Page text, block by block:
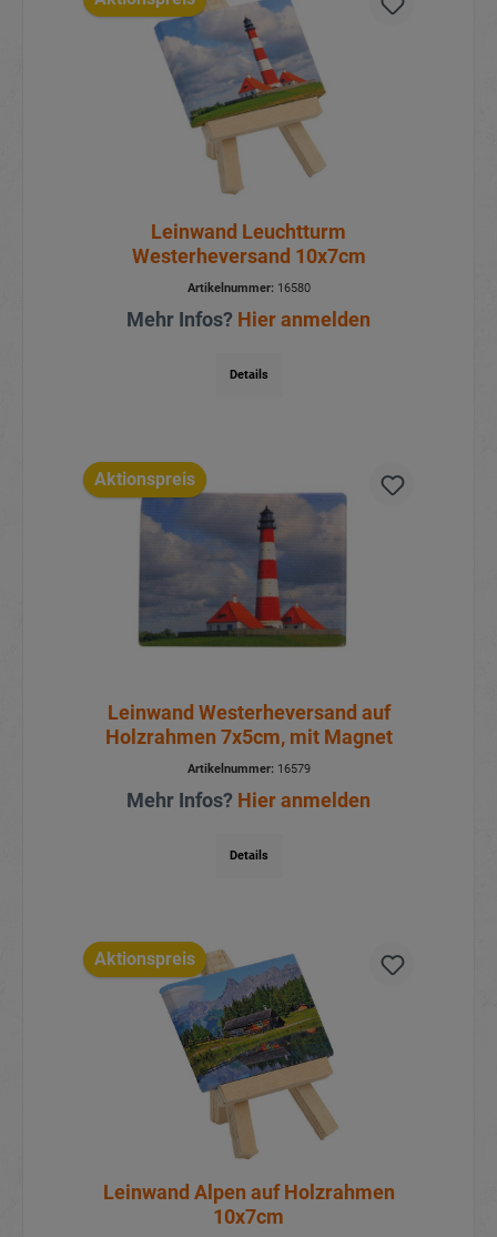
Leinwand Leuchtturm
Westerheversand 10x7cm
Artikelnummer:16580
Mehr Infos? Hier anmelden
Details
Aktionspreis
Leinwand Westerheversand auf
Holzrahmen 7x5cm, mit Magnet
Artikelnummer:16579
Mehr Infos? Hier anmelden
Details
Aktionspreis
Leinwand Alpen auf Holzrahmen
10x7cm